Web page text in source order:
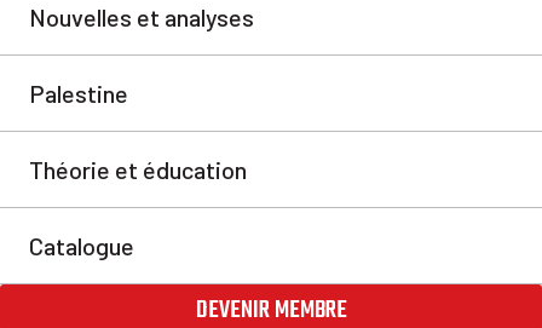
La défaite de Trump en Iran
et ses conséquences
Donald Trump se trouve désormais dans une situation
intenable où chaque action qu’il entreprendra lui sera
nuisible.
Jorge Martín jeu. 7 mai 2026
Partager